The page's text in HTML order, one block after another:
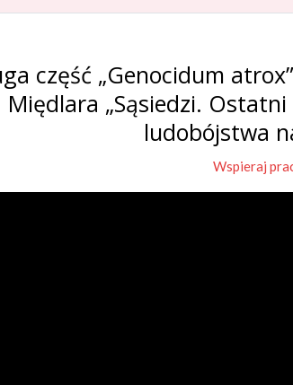
część „Genocidum
Międlara „Sąsiedzi.
ludobójstwa
Wspieraj